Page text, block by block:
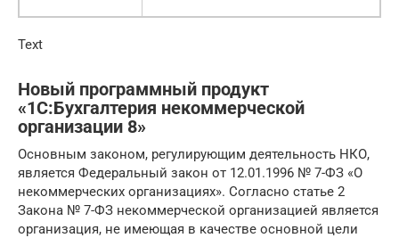
Text
Новый программный продукт
«1С:Бухгалтерия некоммерческой
организации 8»
Основным законом, регулирующим деятельность НКО,
является Федеральный закон от 12.01.1996 № 7-ФЗ «О
некоммерческих организациях». Согласно статье 2
Закона № 7-ФЗ некоммерческой организацией является
организация, не имеющая в качестве основной цели